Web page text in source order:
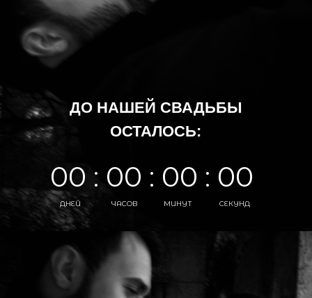
МИНУТ
ЧАСОВ
ДНЕЙ СЕКУНД
00 : 00 : 00 : 00
ДО НАШЕЙ СВАДЬБЫ
ОСТАЛОСЬ: